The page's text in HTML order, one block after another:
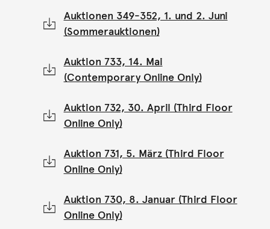
Auktionen 349-352, 1. und 2. Juni
(Sommerauktionen)
Auktion 733, 14. Mai
(Contemporary Online Only)
Auktion 732, 30. April (Third Floor
Online Only)
Auktion 731, 5. März (Third Floor
Online Only)
Auktion 730, 8. Januar (Third Floor
Online Only)